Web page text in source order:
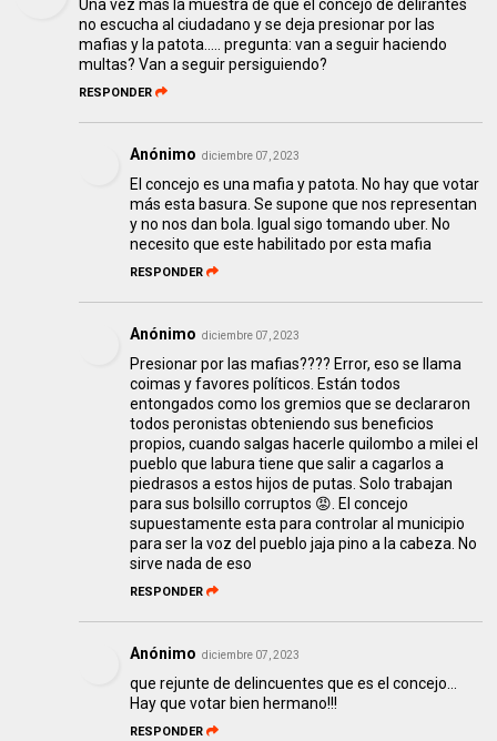
Una vez más la muestra de que el concejo de delirantes
no escucha al ciudadano y se deja presionar por las
mafias y la patota..... pregunta: van a seguir haciendo
multas? Van a seguir persiguiendo?
RESPONDER
Anónimo diciembre 07, 2023
El concejo es una mafia y patota. No hay que votar
más esta basura. Se supone que nos representan
y no nos dan bola. Igual sigo tomando uber. No
necesito que este habilitado por esta mafia
RESPONDER
Anónimo diciembre 07, 2023
Presionar por las mafias???? Error, eso se llama
coimas y favores políticos. Están todos
entongados como los gremios que se declararon
todos peronistas obteniendo sus beneficios
propios, cuando salgas hacerle quilombo a milei el
pueblo que labura tiene que salir a cagarlos a
piedrasos a estos hijos de putas. Solo trabajan
para sus bolsillo corruptos 😡. El concejo
supuestamente esta para controlar al municipio
para ser la voz del pueblo jaja pino a la cabeza. No
sirve nada de eso
RESPONDER
Anónimo diciembre 07, 2023
que rejunte de delincuentes que es el concejo...
Hay que votar bien hermano!!!
RESPONDER